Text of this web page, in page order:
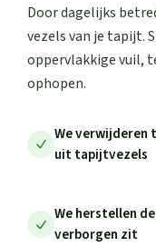
Door dagelijks
vezels van je tapijt.
oppervlakkige vuil,
ophopen.
We verwijderen
uit tapijtvezels
We herstellen
verborgen zit